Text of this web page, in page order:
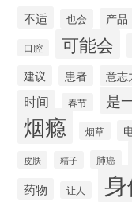
不适 也会 产品
口腔 可能会
建议 患者 意志
时间 春节 是
烟瘾 烟草
皮肤 精子 肺癌
药物 让人